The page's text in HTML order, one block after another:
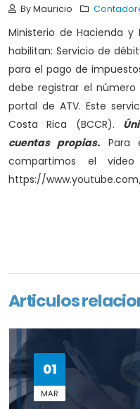
By Mauricio
Ministerio de Hacienda y
habilitan: Servicio de
para el pago de
debe registrar el
portal de ATV. Este
Costa Rica (BCCR).
cuentas propias. Para
compartimos el
https://
Articulos
01
MAR